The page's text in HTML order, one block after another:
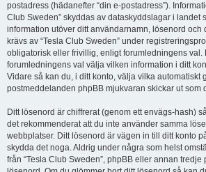
postadress (hädanefter “din e-postadress”).
Club Sweden” skyddas av dataskyddslagar i landet
information utöver ditt användarnamn, lösenord och
krävs av “Tesla Club Sweden” under
obligatorisk eller frivillig, enligt forumledningens val.
forumledningens val välja vilken information i ditt
Vidare så kan du, i ditt konto, välja vilka automatiskt
postmeddelanden phpBB mjukvaran skickar ut som
Ditt lösenord är chiffrerat (genom ett envägs-hash)
det rekommenderat att du inte använder samma
webbplatser. Ditt lösenord är vägen in till ditt konto
skydda det noga. Aldrig under några som helst
från “Tesla Club Sweden”, phpBB eller annan tredje